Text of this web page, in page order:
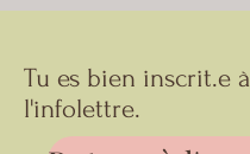
Tu es bien inscrit.e à
l'infolettre.